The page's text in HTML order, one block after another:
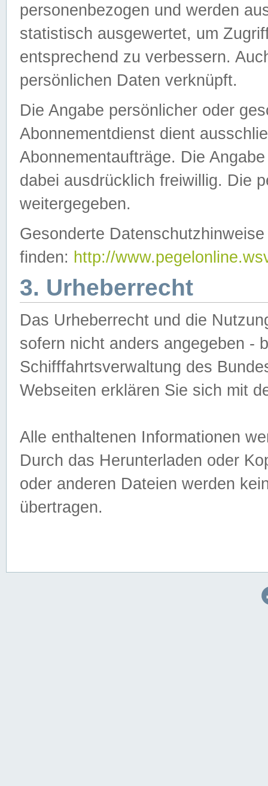
personenbezogen und werden
statistisch ausgewertet, um
entsprechend zu verbessern.
persönlichen Daten verknüpft.
Die Angabe persönlicher oder
Abonnementdienst dient
Abonnementaufträge. Die
dabei ausdrücklich freiwillig. Die
weitergegeben.
Gesonderte
finden: http://
3. Urheberrecht
Das Urheberrecht und die
sofern nicht anders angegeben -
Schifffahrtsverwaltung des
Webseiten erklären Sie sich mit
Alle enthaltenen Informationen
Durch das Herunterladen oder
oder anderen Dateien werden
übertragen.